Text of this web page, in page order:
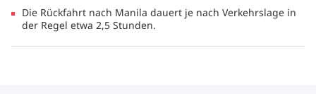
Die Rückfahrt nach Manila dauert je nach Verkehrslage in
der Regel etwa 2,5 Stunden.